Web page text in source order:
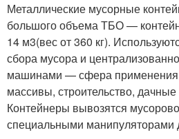
Металлические мусорные
большого объема ТБО —
14 м3(вес от 360 кг).
сбора мусора и
машинами — сфера
массивы, строительство,
Контейнеры вывозятся
специальными манипуляторами